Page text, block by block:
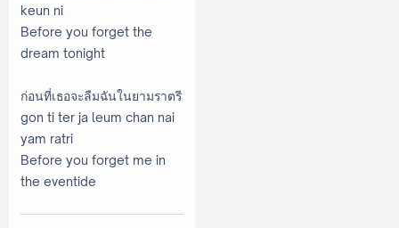
keun ni
Before you forget the
dream tonight
ก่อนที่เธอจะลืมฉันในยามราตรี
gon ti ter ja leum chan nai
yam ratri
Before you forget me in
the eventide